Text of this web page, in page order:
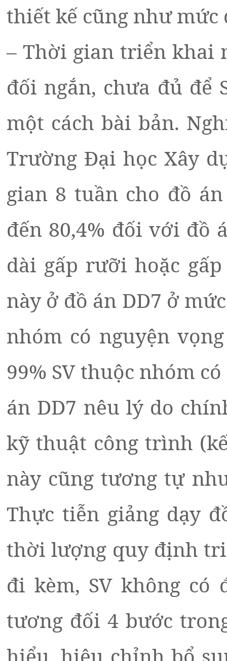
thiết kế cũng như mức
– Thời gian triển khai
đối ngắn, chưa đủ để
một cách bài bản.
Trường Đại học Xây
gian 8 tuần cho đồ
đến 80,4% đối với đồ
dài gấp rưỡi hoặc
này ở đồ án DD7 ở
nhóm có nguyện
99% SV thuộc nhóm
án DD7 nêu lý do
kỹ thuật công trình
này cũng tương tự
Thực tiễn giảng dạy
thời lượng quy định
đi kèm, SV không
tương đối 4 bước
hiểu, hiệu chỉnh bổ